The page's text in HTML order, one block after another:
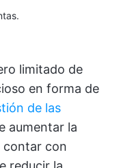
limitado de
en forma de
de las
aumentar la
contar con